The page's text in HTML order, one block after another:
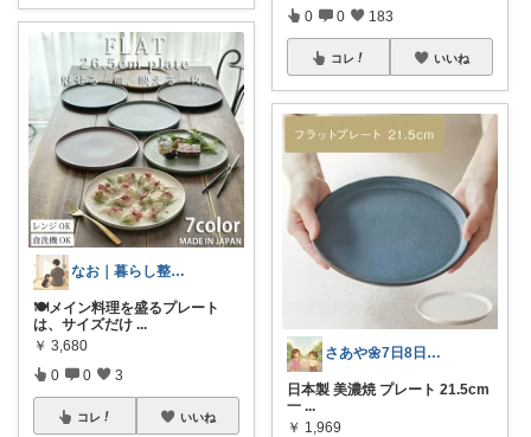
なお｜暮らし整えROOM｜犬もいます🐕
🍽️メイン料理を盛るプレート
は、サイズだけ ...
￥ 3,680
0 0 3
コレ いいね
0 0 183
コレ いいね
さあや🌼7日8日有難うございます
日本製 美濃焼 プレート 21.5cm
一 ...
￥ 1,969